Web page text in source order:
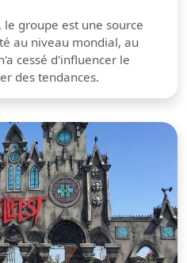
groupe est une source
au niveau mondial, au
cessé d'influencer le
des tendances.